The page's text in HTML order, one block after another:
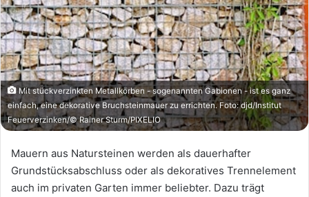
Mit stückverzinkten Metallkörben - sogenannten Gabionen - ist es ganz
einfach, eine dekorative Bruchsteinmauer zu errichten. Foto: djd/Institut
Feuerverzinken/© Rainer Sturm/PIXELIO
Mauern aus Natursteinen werden als dauerhafter
Grundstücksabschluss oder als dekoratives Trennelement
auch im privaten Garten immer beliebter. Dazu trägt